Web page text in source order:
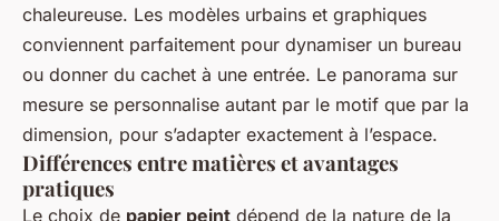
chaleureuse. Les modèles urbains et graphiques
conviennent parfaitement pour dynamiser un bureau
ou donner du cachet à une entrée. Le panorama sur
mesure se personnalise autant par le motif que par la
dimension, pour s’adapter exactement à l’espace.
Différences entre matières et avantages
pratiques
Le choix de papier peint dépend de la nature de la